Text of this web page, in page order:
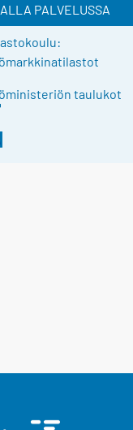
PALVELUSSA
taulukot